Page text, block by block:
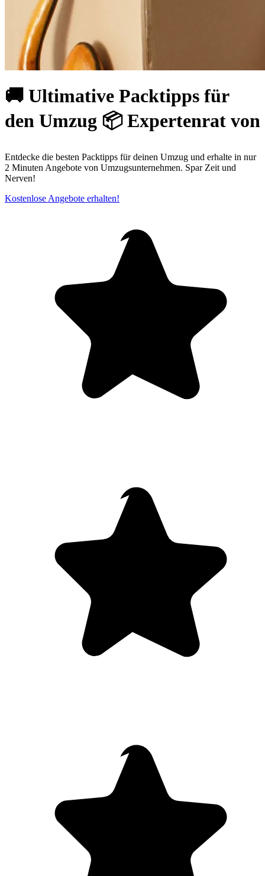
🚚 Ultimative Packtipps für
den Umzug 📦 Expertenrat von
Entdecke die besten Packtipps für deinen Umzug und erhalte in nur
2 Minuten Angebote von Umzugsunternehmen. Spar Zeit und
Nerven!
Kostenlose Angebote erhalten!